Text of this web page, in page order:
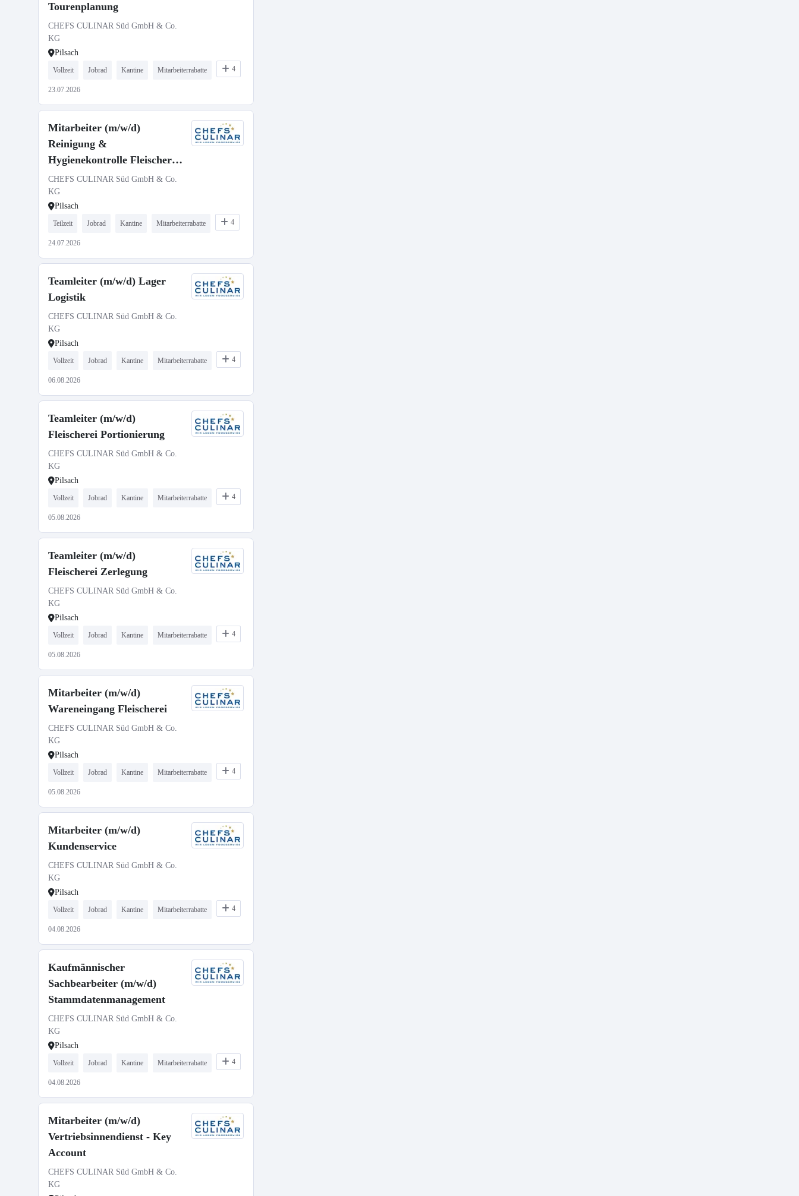
Tourenplanung
CHEFS CULINAR Süd GmbH & Co.
KG
Pilsach
Vollzeit Jobrad Kantine Mitarbeiterrabatte 4
23.07.2026
Mitarbeiter (m/w/d)
Reinigung &
Hygienekontrolle Fleischerei
Teilzeit
CHEFS CULINAR Süd GmbH & Co.
KG
Pilsach
Teilzeit Jobrad Kantine Mitarbeiterrabatte 4
24.07.2026
Teamleiter (m/w/d) Lager
Logistik
CHEFS CULINAR Süd GmbH & Co.
KG
Pilsach
Vollzeit Jobrad Kantine Mitarbeiterrabatte 4
06.08.2026
Teamleiter (m/w/d)
Fleischerei Portionierung
CHEFS CULINAR Süd GmbH & Co.
KG
Pilsach
Vollzeit Jobrad Kantine Mitarbeiterrabatte 4
05.08.2026
Teamleiter (m/w/d)
Fleischerei Zerlegung
CHEFS CULINAR Süd GmbH & Co.
KG
Pilsach
Vollzeit Jobrad Kantine Mitarbeiterrabatte 4
05.08.2026
Mitarbeiter (m/w/d)
Wareneingang Fleischerei
CHEFS CULINAR Süd GmbH & Co.
KG
Pilsach
Vollzeit Jobrad Kantine Mitarbeiterrabatte 4
05.08.2026
Mitarbeiter (m/w/d)
Kundenservice
CHEFS CULINAR Süd GmbH & Co.
KG
Pilsach
Vollzeit Jobrad Kantine Mitarbeiterrabatte 4
04.08.2026
Kaufmännischer
Sachbearbeiter (m/w/d)
Stammdatenmanagement
CHEFS CULINAR Süd GmbH & Co.
KG
Pilsach
Vollzeit Jobrad Kantine Mitarbeiterrabatte 4
04.08.2026
Mitarbeiter (m/w/d)
Vertriebsinnendienst - Key
Account
CHEFS CULINAR Süd GmbH & Co.
KG